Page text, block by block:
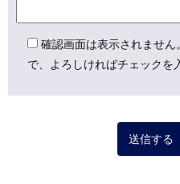
確認画面は表示されませ
で、よろしければチェックを